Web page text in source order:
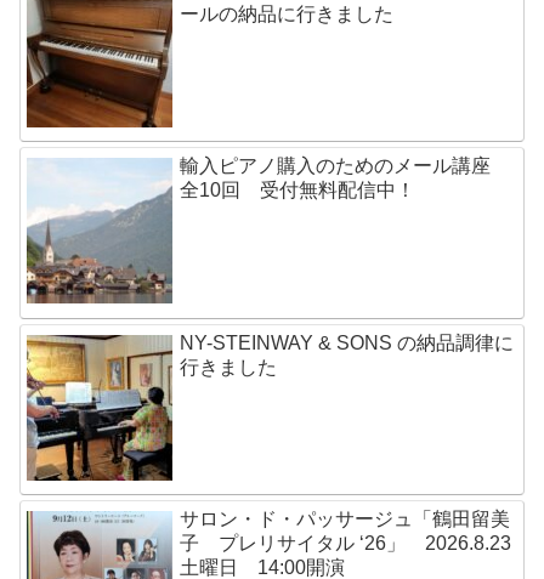
ールの納品に行きました
輸入ピアノ購入のためのメール講座
全10回 受付無料配信中！
NY-STEINWAY & SONS の納品調律に
行きました
サロン・ド・パッサージュ「鶴田留美
子 プレリサイタル ‘26」 2026.8.23
土曜日 14:00開演